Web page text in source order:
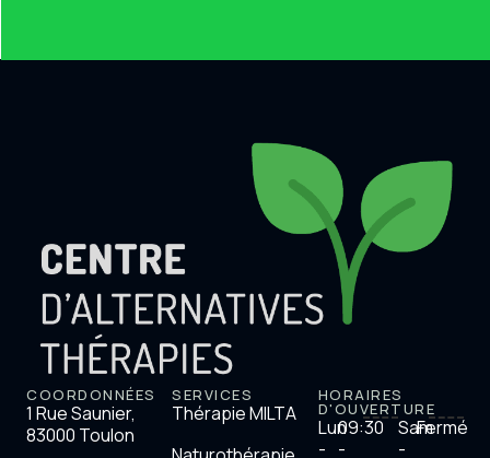
COORDONNÉES
1 Rue Saunier,
83000 Toulon
SERVICES
Thérapie MILTA
HORAIRES
D'OUVERTURE
Lun
-
09:30
-
Sam
-
Fermé